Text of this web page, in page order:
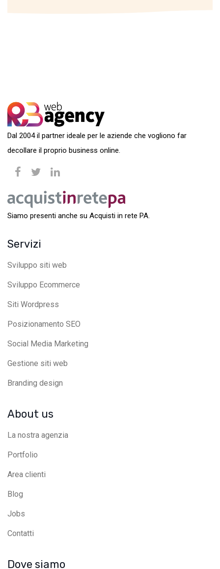
Dal 2004 il partner ideale per le aziende che vogliono far
decollare il proprio business online.
Siamo presenti anche su Acquisti in rete PA.
Servizi
Sviluppo siti web
Sviluppo Ecommerce
Siti Wordpress
Posizionamento SEO
Social Media Marketing
Gestione siti web
Branding design
About us
La nostra agenzia
Portfolio
Area clienti
Blog
Jobs
Contatti
Dove siamo